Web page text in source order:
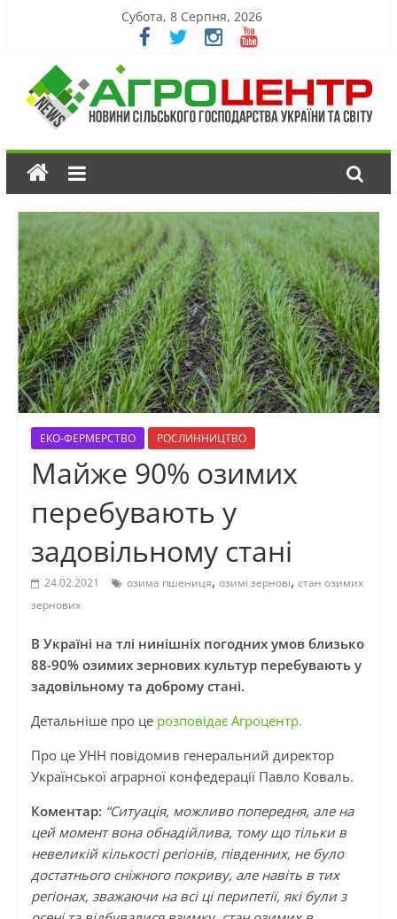
Субота, 8 Серпня, 2026
ЕКО-ФЕРМЕРСТВО РОСЛИННИЦТВО
Майже 90% озимих
перебувають у
задовільному стані
24.02.2021 озима пшениця, озимі зернові, стан озимих
зернових
В Україні на тлі нинішніх погодних умов близько
88-90% озимих зернових культур перебувають у
задовільному та доброму стані.
Детальніше про це розповідає Агроцентр.
Про це УНН повідомив генеральний директор
Української аграрної конфедерації Павло Коваль.
Коментар: “Ситуація, можливо попередня, але на
цей момент вона обнадійлива, тому що тільки в
невеликій кількості регіонів, південних, не було
достатнього сніжного покриву, але навіть в тих
регіонах, зважаючи на всі ці перипетії, які були з